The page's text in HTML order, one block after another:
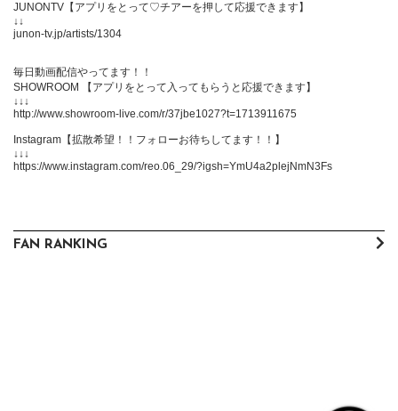
JUNONTV【アプリをとって♡チアーを押して応援できます】
↓↓
junon-tv.jp/artists/1304
毎日動画配信やってます！！
SHOWROOM 【アプリをとって入ってもらうと応援できます】
↓↓↓
http://www.showroom-live.com/r/37jbe1027?t=1713911675
Instagram【拡散希望！！フォローお待ちしてます！！】
↓↓↓
https://www.instagram.com/reo.06_29/?igsh=YmU4a2plejNmN3Fs
FAN RANKING